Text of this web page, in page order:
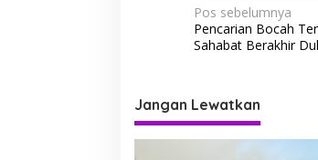
N
a
i
g
a
Pos sebelumnya
Pencarian Bocah
Sahabat Berakhir
Jangan Lewatkan